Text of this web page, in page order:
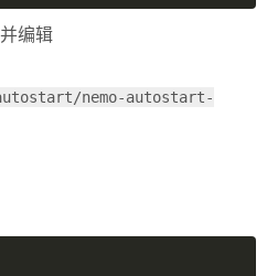
编辑
nemo-autostart-